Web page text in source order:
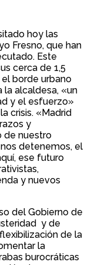
hoy las
Fresno, que han
Este
cerca de 1,5
borde urbano
la alcaldesa, «un
y el esfuerzo»
crisis. «Madrid
y
de nuestro
detenemos, el
ese futuro
y nuevos
del Gobierno de
y de
de la
la
burocráticas